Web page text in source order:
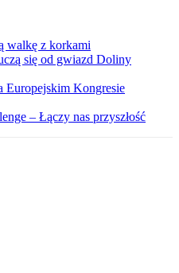
walkę z korkami
się od gwiazd Doliny
Europejskim Kongresie
– Łączy nas przyszłość